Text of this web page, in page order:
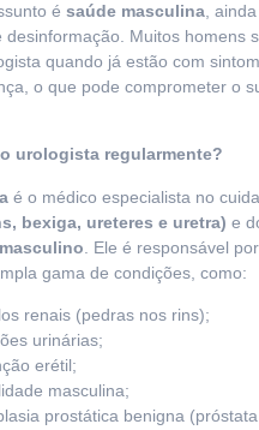
é saúde masculina ,
desinformação. Muitos homens
quando já estão com
o que pode comprometer o
urologista regularmente?
é o médico especialista no
bexiga, ureteres e uretra) e
. Ele é responsável
gama de condições, como:
renais (pedras nos rins);
urinárias;
erétil;
masculina;
prostática benigna